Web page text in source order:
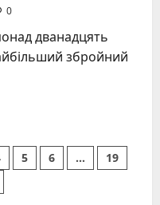
0
дванадцять
збройний
5 6 …
19